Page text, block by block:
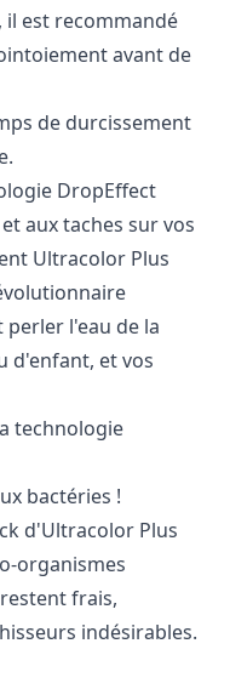
il est recommandé
avant de
de durcissement
DropEffect
aux taches sur vos
Ultracolor Plus
l'eau de la
d'enfant, et vos
technologie
bactéries !
d'Ultracolor Plus
organismes
frais,
indésirables.